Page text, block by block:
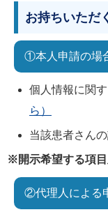
お持ちいただ
①本人申請の場
個人情報に関
ら）
当該患者さん
※開示希望する項目
②代理人による